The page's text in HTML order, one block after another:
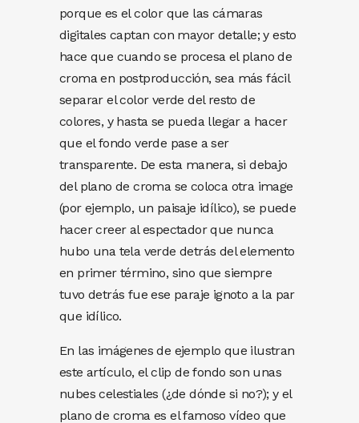
porque es el color que las cámaras
digitales captan con mayor detalle; y esto
hace que cuando se procesa el plano de
croma en postproducción, sea más fácil
separar el color verde del resto de
colores, y hasta se pueda llegar a hacer
que el fondo verde pase a ser
transparente. De esta manera, si debajo
del plano de croma se coloca otra image
(por ejemplo, un paisaje idílico), se puede
hacer creer al espectador que nunca
hubo una tela verde detrás del elemento
en primer término, sino que siempre
tuvo detrás fue ese paraje ignoto a la par
que idílico.
En las imágenes de ejemplo que ilustran
este artículo, el clip de fondo son unas
nubes celestiales (¿de dónde si no?); y el
plano de croma es el famoso vídeo que